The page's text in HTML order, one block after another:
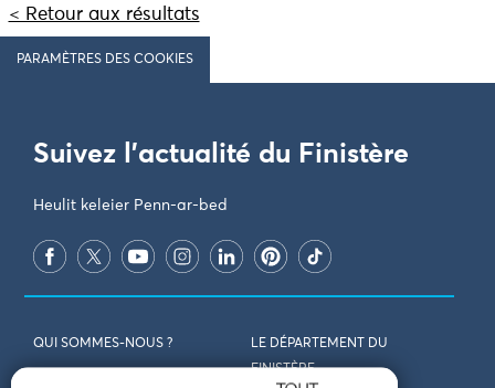
< Retour aux résultats
PARAMÈTRES DES COOKIES
Suivez l'actualité du Finistère
Heulit keleier Penn-ar-bed
QUI SOMMES-NOUS ?
LE DÉPARTEMENT DU
FINISTÈRE